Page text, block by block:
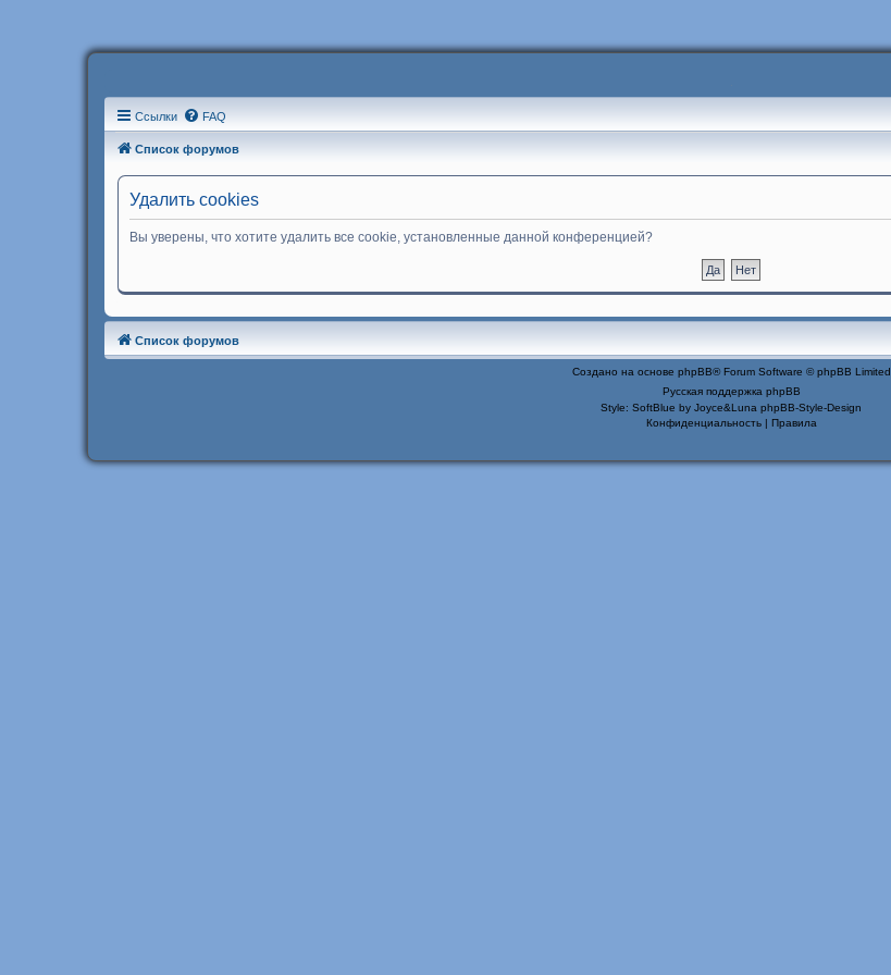
Ссылки FAQ
Список форумов
Удалить cookies
Вы уверены, что хотите удалить все cookie, установленные данной конференцией?
Список форумов
Создано на основе phpBB® Forum Software © phpBB Limited
Русская поддержка phpBB
Style: SoftBlue by Joyce&Luna phpBB-Style-Design
Конфиденциальность| Правила